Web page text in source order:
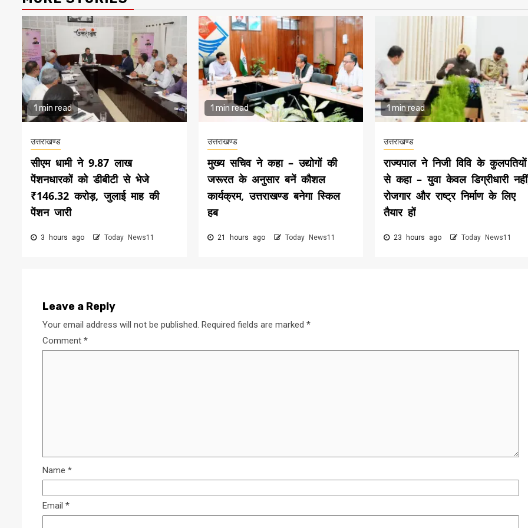
1 min read
उत्तराखण्ड
सीएम धामी ने 9.87 लाख
पेंशनधारकों को डीबीटी से भेजे
₹146.32 करोड़, जुलाई माह की
पेंशन जारी
3 hours ago Today News11
1 min read
उत्तराखण्ड
मुख्य सचिव ने कहा – उद्योगों की
जरूरत के अनुसार बनें कौशल
कार्यक्रम, उत्तराखण्ड बनेगा स्किल
हब
21 hours ago Today News11
1 min read
उत्तराखण्ड
राज्यपाल ने निजी विवि के कुलपतियों
से कहा – युवा केवल डिग्रीधारी
रोजगार और राष्ट्र निर्माण के लिए
तैयार हों
23 hours ago Today News11
Leave a Reply
Your email address will not be published. Required fields are marked *
Comment *
Name *
Email *